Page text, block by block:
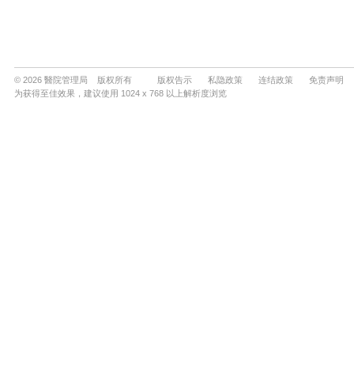
© 2026 醫院管理局 版权所有 版权告示 私隐政策 连结政策
免责声明
为获得至佳效果，建议使用 1024 x 768 以上解析度浏览